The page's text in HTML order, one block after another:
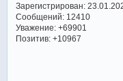
Зарегистрирован:
Сообщений:12410
Уважение: +69901
Позитив: +10967